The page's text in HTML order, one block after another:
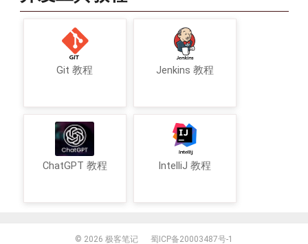
Git 教程 Jenkins 教程
ChatGPT 教程 IntelliJ 教程
© 2026 极客笔记 蜀ICP备20003487号-1